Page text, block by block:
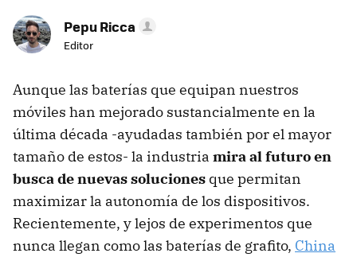
Pepu Ricca
Editor
Aunque las baterías que equipan nuestros
móviles han mejorado sustancialmente en la
última década -ayudadas también por el mayor
tamaño de estos- la industria mira al futuro en
busca de nuevas soluciones que permitan
maximizar la autonomía de los dispositivos.
Recientemente, y lejos de experimentos que
nunca llegan como las baterías de grafito, China